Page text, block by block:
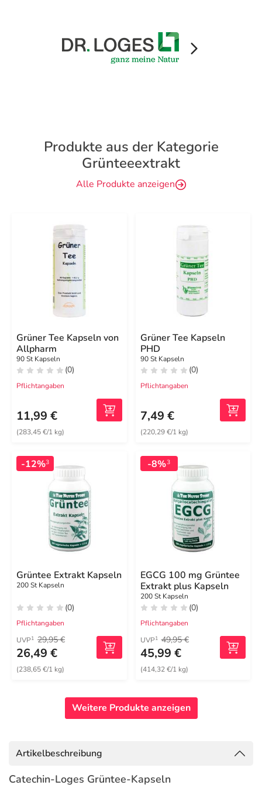
Produkte aus der Kategorie
Grünteeextrakt
Alle Produkte anzeigen
Grüner Tee Kapseln von
Allpharm
90 St Kapseln
(0)
Pflichtangaben
11,99 €
(283,45 €/1 kg)
Grüner Tee Kapseln
PHD
90 St Kapseln
(0)
Pflichtangaben
7,49 €
(220,29 €/1 kg)
-12%3
Grüntee Extrakt Kapseln
200 St Kapseln
(0)
Pflichtangaben
UVP1 29,95 €
26,49 €
(238,65 €/1 kg)
-8%3
EGCG 100 mg Grüntee
Extrakt plus Kapseln
200 St Kapseln
(0)
Pflichtangaben
UVP1 49,95 €
45,99 €
(414,32 €/1 kg)
Weitere Produkte anzeigen
Artikelbeschreibung
Catechin-Loges Grüntee-Kapseln